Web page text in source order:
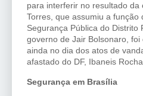
para interferir no resultado da
Torres, que assumiu a função
Segurança Pública do Distrito
governo de Jair Bolsonaro,
ainda no dia dos atos de
afastado do DF, Ibaneis
Segurança em Brasília